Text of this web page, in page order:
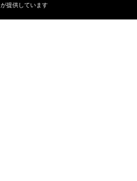
が提供しています